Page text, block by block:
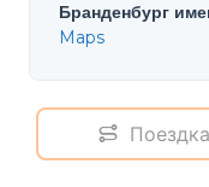
Бранденбург
Maps